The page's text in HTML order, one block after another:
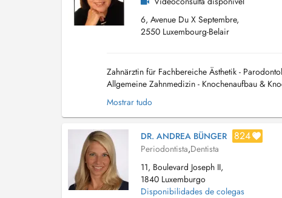
6, Avenue Du X Septembre,
2550 Luxembourg-Belair
Zahnärztin für Fachbereiche Ästhetik -
Allgemeine Zahnmedizin - Knochenaufbau &
Mikrobiolo...
Mostrar tudo
DR. ANDREA BÜNGER 824
Periodontista,Dentista
11, Boulevard Joseph II,
1840 Luxemburgo
Disponibilidades de colegas